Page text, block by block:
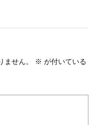
ません。
※ が付いている